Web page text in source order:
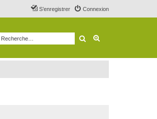
Connexion
S’enregistrer
Rechercher